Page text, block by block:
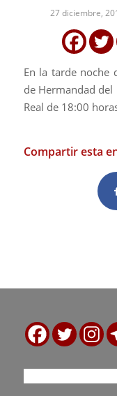
27 diciembre,
En la tarde noche
de Hermandad
Real de 18:00
Compartir esta